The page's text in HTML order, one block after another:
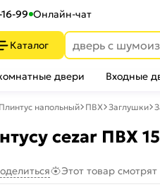
99 Онлайн-чат
Каталог
двери Входные
Плинтус напольный ПВХ Заглушки
cezar ПВХ
Этот товар смотрят